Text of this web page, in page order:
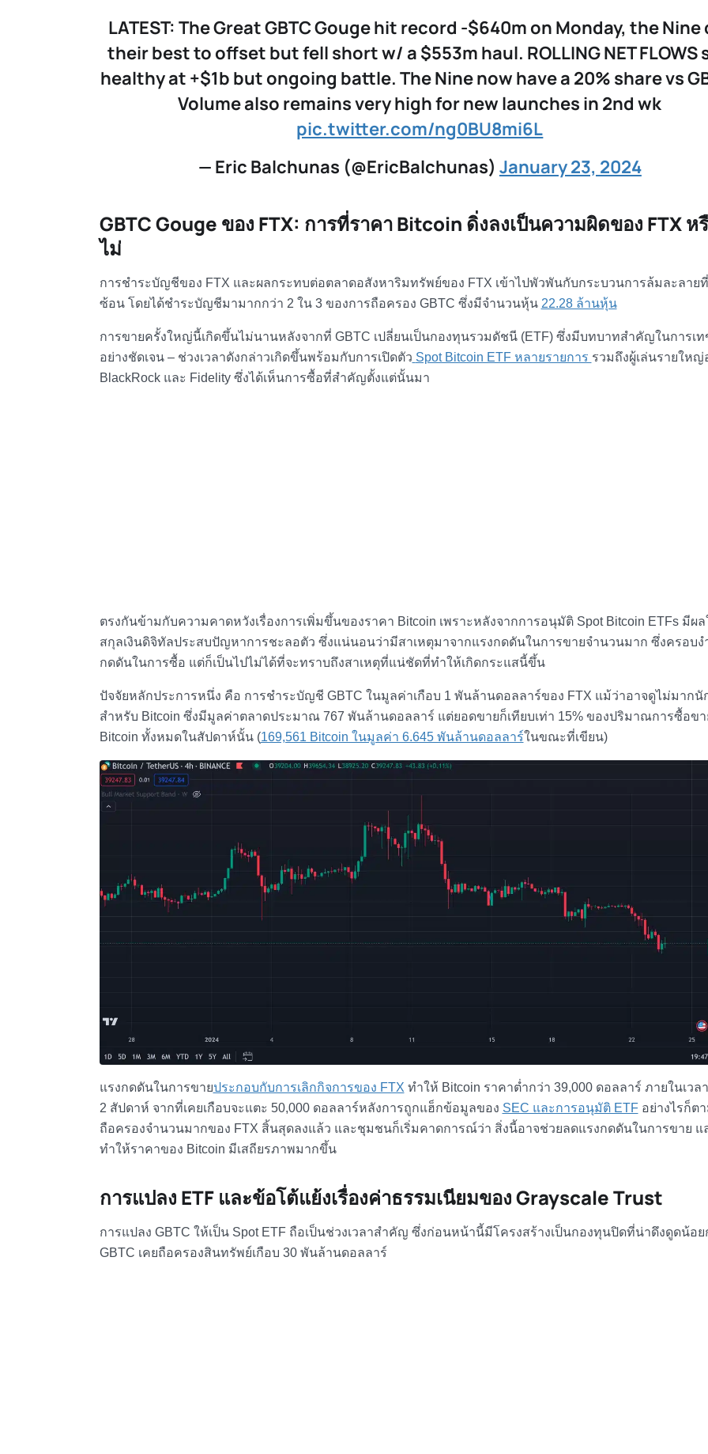
LATEST: The Great GBTC Gouge hit record -$640m on Monday, the Nine
their best to offset but fell short w/ a $553m haul. ROLLING NET FLOWS
healthy at +$1b but ongoing battle. The Nine now have a 20% share vs
Volume also remains very high for new launches in 2nd wk
pic.twitter.com/ng0BU8mi6L
— Eric Balchunas (@EricBalchunas) January 23, 2024
GBTC Gouge ของ FTX: การที่ราคา Bitcoin ดิ่งลงเป็นความผิดของ FTX ห
ไม่
การชำระบัญชีของ FTX และผลกระทบต่อตลาดอสังหาริมทรัพย์ของ FTX เข้าไปพัวพันกับกระบวนการล้มละลาย
ซ้อน โดยได้ชำระบัญชีมามากกว่า 2 ใน 3 ของการถือครอง GBTC ซึ่งมีจำนวนหุ้น 22.28 ล้านหุ้น
การขายครั้งใหญ่นี้เกิดขึ้นไม่นานหลังจากที่ GBTC เปลี่ยนเป็นกองทุนรวมดัชนี (ETF) ซึ่งมีบทบาทสำคัญในการเท
อย่างชัดเจน – ช่วงเวลาดังกล่าวเกิดขึ้นพร้อมกับการเปิดตัว Spot Bitcoin ETF หลายรายการ รวมถึงผู้เล่นรายใหญ่
BlackRock และ Fidelityซึ่งได้เห็นการซื้อที่สำคัญตั้งแต่นั้นมา
ตรงกันข้ามกับความคาดหวังเรื่องการเพิ่มขึ้นของราคา Bitcoin เพราะหลังจากการอนุมัติ Spot Bitcoin ETFs มีผล
สกุลเงินดิจิทัลประสบปัญหาการชะลอตัว ซึ่งแน่นอนว่ามีสาเหตุมาจากแรงกดดันในการขายจำนวนมาก ซึ่งครอบง
กดดันในการซื้อ แต่ก็เป็นไปไม่ได้ที่จะทราบถึงสาเหตุที่แน่ชัดที่ทำให้เกิดกระแสนี้ขึ้น
ปัจจัยหลักประการหนึ่ง คือ การชำระบัญชี GBTC ในมูลค่าเกือบ 1 พันล้านดอลลาร์ของ FTX แม้ว่าอาจดูไม่มากนั
สำหรับ Bitcoin ซึ่งมีมูลค่าตลาดประมาณ 767 พันล้านดอลลาร์ แต่ยอดขายก็เทียบเท่า 15% ของปริมาณการซื้อขา
Bitcoin ทั้งหมดในสัปดาห์นั้น (169,561 Bitcoin ในมูลค่า 6.645 พันล้านดอลลาร์ในขณะที่เขียน)
แรงกดดันในการขายประกอบกับการเลิกกิจการของ FTX ทำให้ Bitcoin ราคาต่ำกว่า 39,000 ดอลลาร์ ภายในเวล
2 สัปดาห์ จากที่เคยเกือบจะแตะ 50,000 ดอลลาร์หลังการถูกแฮ็กข้อมูลของ SEC และการอนุมัติ ETFอย่างไรก็ต
ถือครองจำนวนมากของ FTX สิ้นสุดลงแล้ว และชุมชนก็เริ่มคาดการณ์ว่า สิ่งนี้อาจช่วยลดแรงกดดันในการขาย แ
ทำให้ราคาของ Bitcoin มีเสถียรภาพมากขึ้น
การแปลง ETF และข้อโต้แย้งเรื่องค่าธรรมเนียมของ Grayscale Trust
การแปลง GBTC ให้เป็น Spot ETF ถือเป็นช่วงเวลาสำคัญ ซึ่งก่อนหน้านี้มีโครงสร้างเป็นกองทุนปิดที่น่าดึงดูดน้อย
GBTC เคยถือครองสินทรัพย์เกือบ 30 พันล้านดอลลาร์